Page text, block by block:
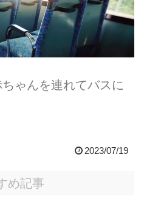
ゃんを連れてバスに
2023/07/19
め記事